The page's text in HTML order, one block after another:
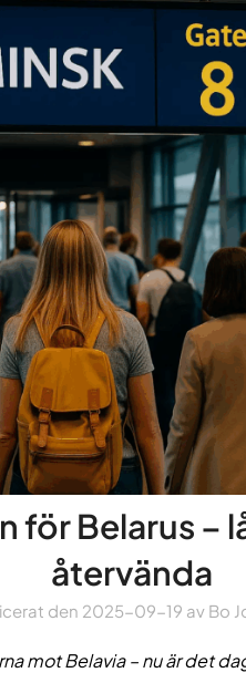
för Belarus –
återvända
den 2025-09-19 av Bo
mot Belavia – nu är det